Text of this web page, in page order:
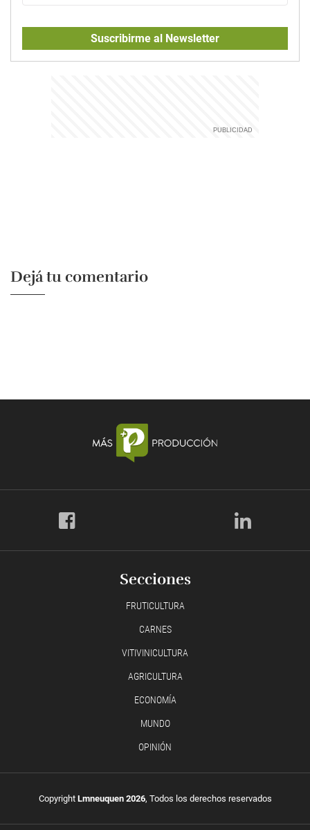
Suscribirme al Newsletter
Dejá tu comentario
Secciones
FRUTICULTURA
CARNES
VITIVINICULTURA
AGRICULTURA
ECONOMÍA
MUNDO
OPINIÓN
Copyright Lmneuquen 2026, Todos los derechos reservados